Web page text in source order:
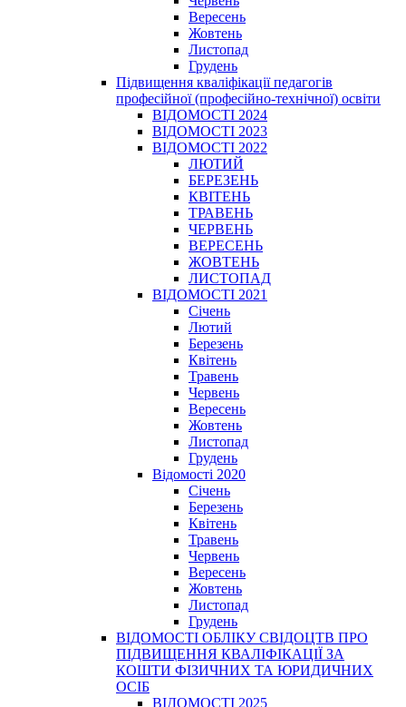
Вересень
Жовтень
Листопад
Грудень
Підвищення кваліфікації педагогів
професійної (професійно-технічної) освіти
ВІДОМОСТІ 2024
ВІДОМОСТІ 2023
ВІДОМОСТІ 2022
ЛЮТИЙ
БЕРЕЗЕНЬ
КВІТЕНЬ
ТРАВЕНЬ
ЧЕРВЕНЬ
ВЕРЕСЕНЬ
ЖОВТЕНЬ
ЛИСТОПАД
ВІДОМОСТІ 2021
Січень
Лютий
Березень
Квітень
Травень
Червень
Вересень
Жовтень
Листопад
Грудень
Відомості 2020
Січень
Березень
Квітень
Травень
Червень
Вересень
Жовтень
Листопад
Грудень
ВІДОМОСТІ ОБЛІКУ СВІДОЦТВ ПРО
ПІДВИЩЕННЯ КВАЛІФІКАЦІЇ ЗА
КОШТИ ФІЗИЧНИХ ТА ЮРИДИЧНИХ
ОСІБ
ВІДОМОСТІ 2025